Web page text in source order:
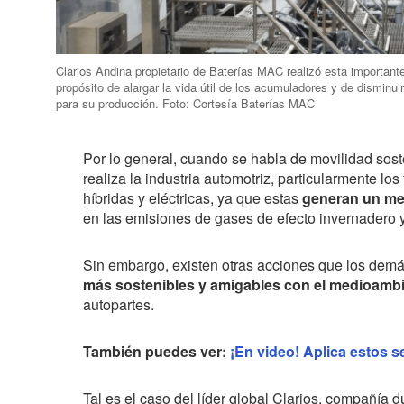
Clarios Andina propietario de Baterías MAC realizó esta
propósito de alargar la vida útil de los acumuladores y de
para su producción. Foto: Cortesía Baterías MAC
Por lo general, cuando se habla de movilidad
realiza la industria automotriz, particularmente
híbridas y eléctricas, ya que estasgeneran un
en las emisiones de gases de efecto invernadero
Sin embargo, existen otras acciones que los
más sostenibles y amigables con el
autopartes.
También puedes ver: ¡En video! Aplica estos
Tal es el caso del líder global Clarios, compañía